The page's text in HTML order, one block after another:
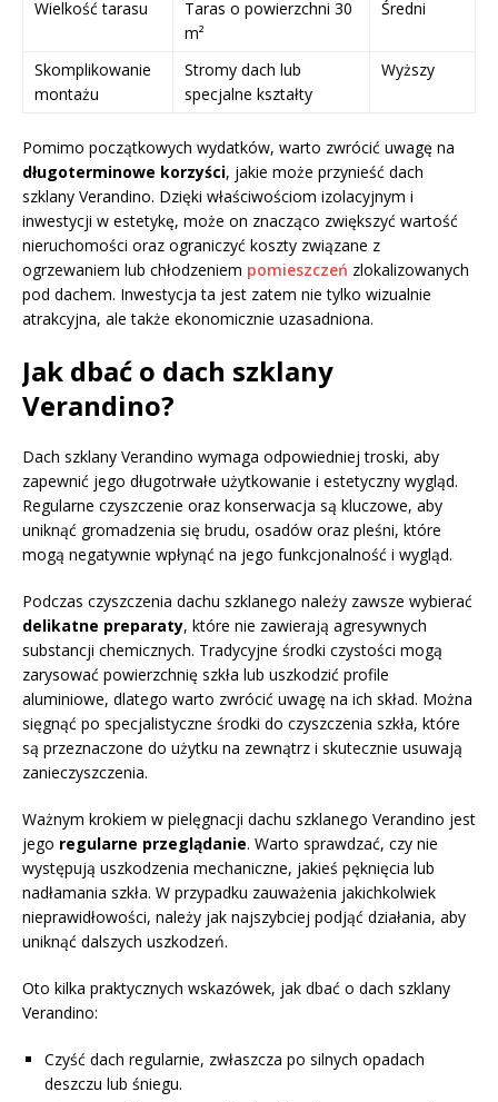
Wielkość tarasu
Taras o powierzchni 30
m²
Średni
Skomplikowanie
montażu
Stromy dach lub
specjalne kształty
Wyższy
Pomimo początkowych wydatków, warto zwrócić uwagę na
długoterminowe korzyści, jakie może przynieść dach
szklany Verandino. Dzięki właściwościom izolacyjnym i
inwestycji w estetykę, może on znacząco zwiększyć wartość
nieruchomości oraz ograniczyć koszty związane z
ogrzewaniem lub chłodzeniem pomieszczeń zlokalizowanych
pod dachem. Inwestycja ta jest zatem nie tylko wizualnie
atrakcyjna, ale także ekonomicznie uzasadniona.
Jak dbać o dach szklany
Verandino?
Dach szklany Verandino wymaga odpowiedniej troski, aby
zapewnić jego długotrwałe użytkowanie i estetyczny wygląd.
Regularne czyszczenie oraz konserwacja są kluczowe, aby
uniknąć gromadzenia się brudu, osadów oraz pleśni, które
mogą negatywnie wpłynąć na jego funkcjonalność i wygląd.
Podczas czyszczenia dachu szklanego należy zawsze wybierać
delikatne preparaty, które nie zawierają agresywnych
substancji chemicznych. Tradycyjne środki czystości mogą
zarysować powierzchnię szkła lub uszkodzić profile
aluminiowe, dlatego warto zwrócić uwagę na ich skład. Można
sięgnąć po specjalistyczne środki do czyszczenia szkła, które
są przeznaczone do użytku na zewnątrz i skutecznie usuwają
zanieczyszczenia.
Ważnym krokiem w pielęgnacji dachu szklanego Verandino jest
jego regularne przeglądanie. Warto sprawdzać, czy nie
występują uszkodzenia mechaniczne, jakieś pęknięcia lub
nadłamania szkła. W przypadku zauważenia jakichkolwiek
nieprawidłowości, należy jak najszybciej podjąć działania, aby
uniknąć dalszych uszkodzeń.
Oto kilka praktycznych wskazówek, jak dbać o dach szklany
Verandino:
Czyść dach regularnie, zwłaszcza po silnych opadach
deszczu lub śniegu.